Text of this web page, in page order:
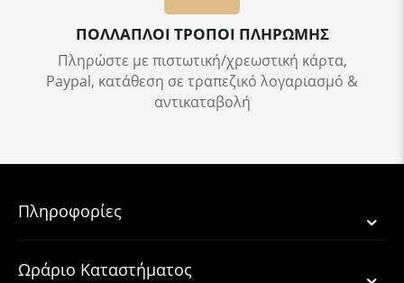
ΠΟΛΛΑΠΛΟΙ ΤΡΟΠΟΙ ΠΛΗΡΩΜΗΣ
Πληρώστε με πιστωτική/χρεωστική κάρτα,
Paypal, κατάθεση σε τραπεζικό λογαριασμό &
αντικαταβολή
Πληροφορίες
Ωράριο Καταστήματος